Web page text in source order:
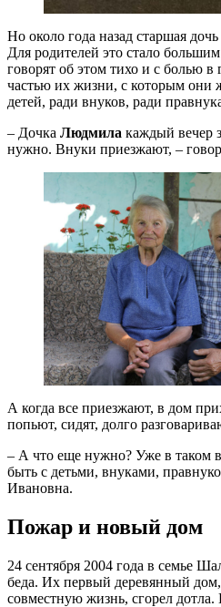
Но около года назад старшая дочь
Для родителей это стало
говорят об этом тихо и с болью в
частью их жизни, с которым они
детей, ради внуков, ради
– Дочка Людмила каждый вечер
нужно. Внуки приезжают, –
А когда все приезжают, в дом
попьют, сидят, долго
– А что еще нужно? Уже в таком
быть с детьми, внуками,
Ивановна.
Пожар и новый дом
24 сентября 2004 года в семье
беда. Их первый деревянный
совместную жизнь, сгорел дотла.